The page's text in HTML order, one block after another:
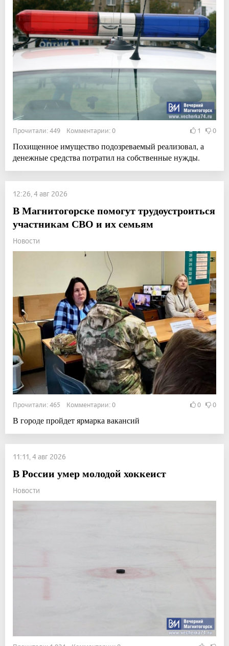
Прочитали: 449 Комментарии: 0 1 0
Похищенное имущество подозреваемый реализовал, а
денежные средства потратил на собственные нужды.
12:26, 4 авг 2026
В Магнитогорске помогут трудоустроиться
участникам СВО и их семьям
Новости
Прочитали: 465 Комментарии: 0 0 0
В городе пройдет ярмарка вакансий
11:11, 4 авг 2026
В России умер молодой хоккеист
Новости